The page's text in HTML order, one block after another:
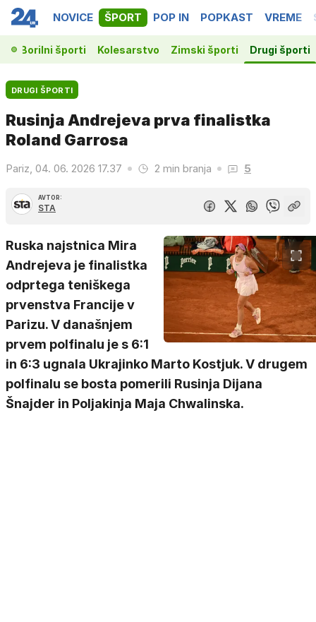
NOVICE ŠPORT POP IN POPKAST VREME
Borilni športi Kolesarstvo Zimski športi Drugi športi
DRUGI ŠPORTI
Rusinja Andrejeva prva finalistka
Roland Garrosa
Pariz, 04. 06. 2026 17.37 2 min branja 5
AVTOR:
STA
Ruska najstnica Mira
Andrejeva je finalistka
odprtega teniškega
prvenstva Francije v
Parizu. V današnjem
prvem polfinalu je s 6:1
in 6:3 ugnala Ukrajinko Marto Kostjuk. V drugem
polfinalu se bosta pomerili Rusinja Dijana
Šnajder in Poljakinja Maja Chwalinska.